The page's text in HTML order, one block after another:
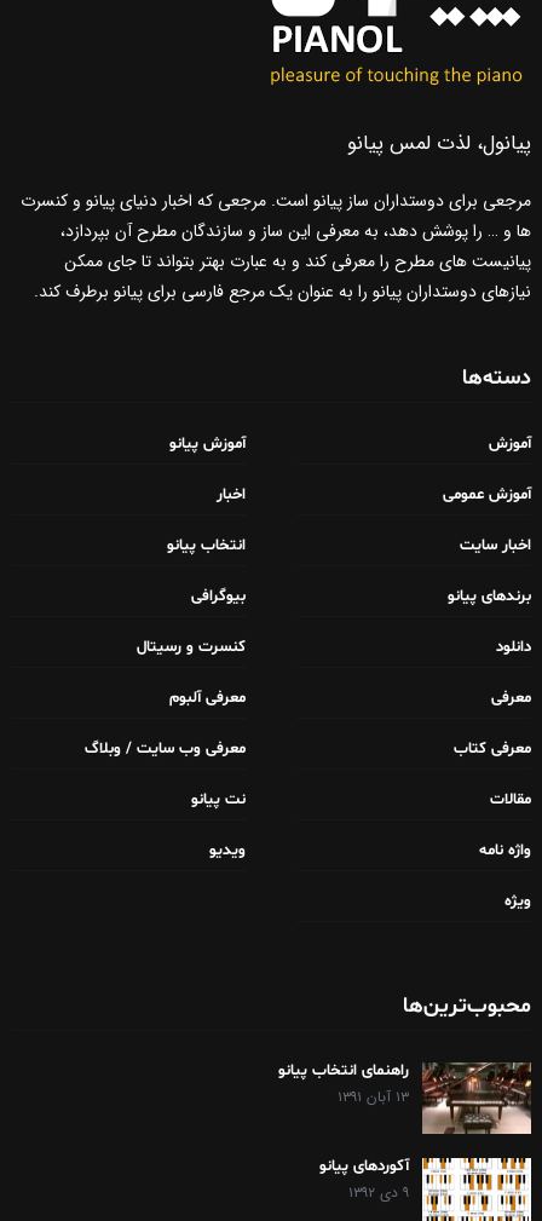
پیانول، لذت لمس پیانو
مرجعی برای دوستداران ساز پیانو است. مرجعی که اخبار دنیای پیانو و کنسرت
ها و … را پوشش دهد، به معرفی این ساز و سازندگان مطرح آن بپردازد،
پیانیست های مطرح را معرفی کند و به عبارت بهتر بتواند تا جای ممکن
نیازهای دوستداران پیانو را به عنوان یک مرجع فارسی برای پیانو برطرف کند.
دسته‌ها
آموزش آموزش پیانو
آموزش عمومی اخبار
اخبار سایت انتخاب پیانو
برندهای پیانو بیوگرافی
دانلود کنسرت و رسیتال
معرفی معرفی آلبوم
معرفی کتاب معرفی وب سایت / وبلاگ
مقالات نت پیانو
واژه نامه ویدیو
ویژه
محبوب‌ترین‌ها
راهنمای انتخاب پیانو
۱۳ آبان ۱۳۹۱
آکوردهای پیانو
۹ دی ۱۳۹۲